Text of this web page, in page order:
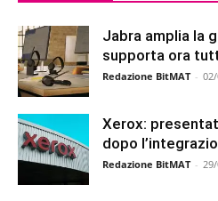
Jabra amplia la
supporta ora
Redazione BitMAT -
Xerox:
dopo
Redazione BitMAT -